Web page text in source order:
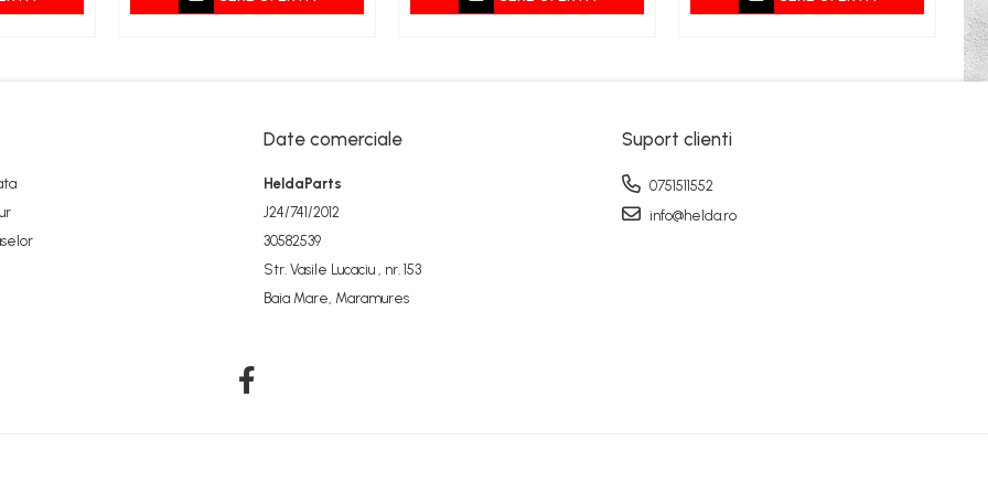
Date comerciale
HeldaParts
J24/741/2012
30582539
Str. Vasile Lucaciu , nr. 153
Baia Mare, Maramures
Suport clienti
0751511552
info@helda.ro